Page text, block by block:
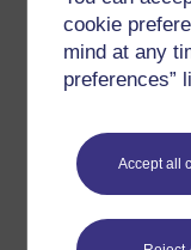
cookie
mind at any
preferences”
Accept all
dude en